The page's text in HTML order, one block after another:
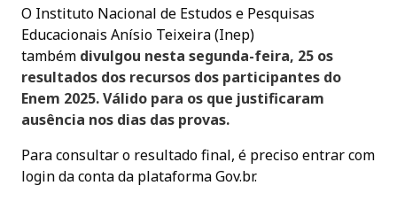
O Instituto Nacional de Estudos e Pesquisas
Educacionais Anísio Teixeira (Inep)
também divulgou nesta segunda-feira, 25 os
resultados dos recursos dos participantes do
Enem 2025. Válido para os que justificaram
ausência nos dias das provas.
Para consultar o resultado final, é preciso entrar com
login da conta da plataforma Gov.br.